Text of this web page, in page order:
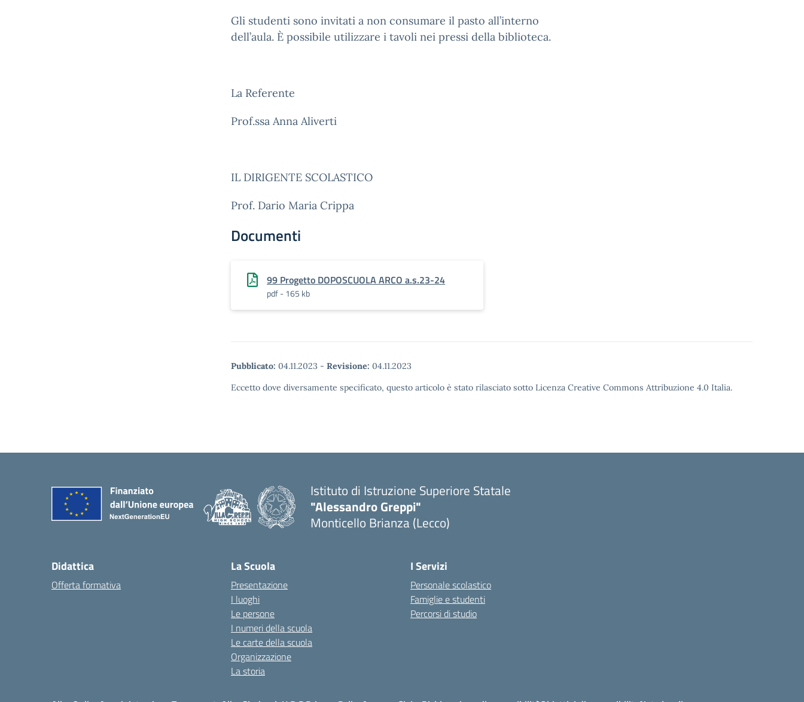
Gli studenti sono invitati a non consumare il pasto all’interno
dell’aula. È possibile utilizzare i tavoli nei pressi della biblioteca.
La Referente
Prof.ssa Anna Aliverti
IL DIRIGENTE SCOLASTICO
Prof. Dario Maria Crippa
Documenti
99 Progetto DOPOSCUOLA ARCO a.s.23-24
pdf - 165 kb
Pubblicato: 04.11.2023 - Revisione: 04.11.2023
Eccetto dove diversamente specificato, questo articolo è stato rilasciato sotto Licenza Creative Commons Attribuzione 4.0 Italia.
Istituto di Istruzione Superiore Statale
"Alessandro Greppi"
Monticello Brianza (Lecco)
Didattica
Offerta formativa
La Scuola
Presentazione
I luoghi
Le persone
I numeri della scuola
Le carte della scuola
Organizzazione
La storia
I Servizi
Personale scolastico
Famiglie e studenti
Percorsi di studio